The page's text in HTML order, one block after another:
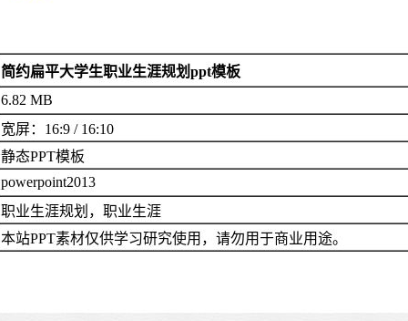
简约扁平大学生职业生涯规划ppt模板
6.82 MB
宽屏：16:9 / 16:10
静态PPT模板
powerpoint2013
职业生涯规划，职业生涯
本站PPT素材仅供学习研究使用，请勿用于商业用途。